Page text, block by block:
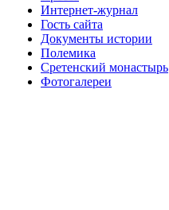
Интернет-журнал
Гость сайта
Документы истории
Полемика
Сретенский монастырь
Фотогалереи